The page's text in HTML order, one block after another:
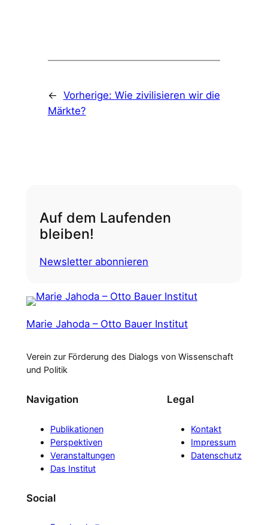
← Vorherige: Wie zivilisieren wir die
Märkte?
Auf dem Laufenden
bleiben!
Newsletter abonnieren
Marie Jahoda – Otto Bauer Institut
Verein zur Förderung des Dialogs von Wissenschaft
und Politik
Navigation
Publikationen
Perspektiven
Veranstaltungen
Das Institut
Legal
Kontakt
Impressum
Datenschutz
Social